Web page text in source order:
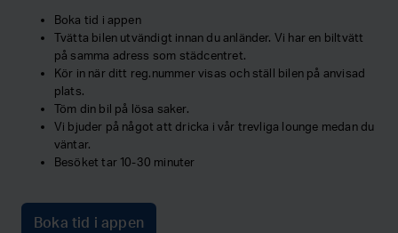
Boka tid i appen
Tvätta bilen utvändigt innan du anländer. Vi har en biltvätt
på samma adress som städcentret.
Kör in när ditt reg.nummer visas och ställ bilen på anvisad
plats.
Töm din bil på lösa saker.
Vi bjuder på något att dricka i vår trevliga lounge medan du
väntar.
Besöket tar 10-30 minuter
Boka tid i appen